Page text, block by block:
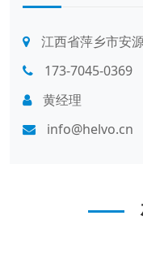
江西省萍乡市安
173-7045-0369
黄经理
info@helvo.cn